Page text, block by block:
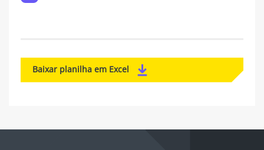
Baixar planilha em Excel